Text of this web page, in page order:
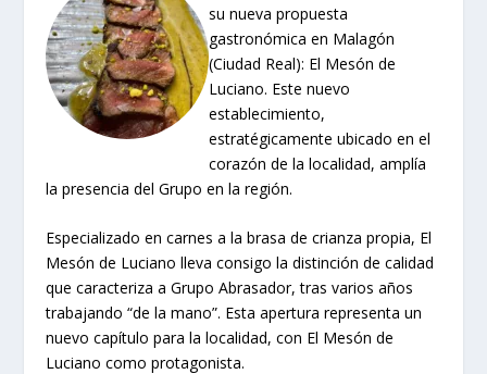
su nueva propuesta
gastronómica en Malagón
(Ciudad Real): El Mesón de
Luciano. Este nuevo
establecimiento,
estratégicamente ubicado en el
corazón de la localidad, amplía
la presencia del Grupo en la región.
Especializado en carnes a la brasa de crianza propia, El
Mesón de Luciano lleva consigo la distinción de calidad
que caracteriza a Grupo Abrasador, tras varios años
trabajando “de la mano”. Esta apertura representa un
nuevo capítulo para la localidad, con El Mesón de
Luciano como protagonista.